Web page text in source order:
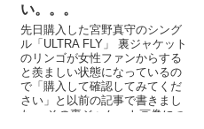
い。。。
先日購入した宮野真守のシング
ル「ULTRA FLY」 裏ジャケット
のリンゴが女性ファンからする
と羨ましい状態になっているの
で「購入して確認してみてくだ
さい」と以前の記事で書きまし
た。 その裏ジャケット画像につ